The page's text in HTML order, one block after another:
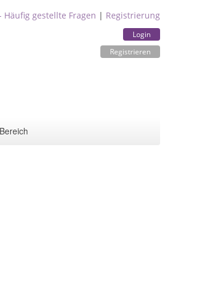
Häufig gestellte Fragen | Registrierung
Login
Registrieren